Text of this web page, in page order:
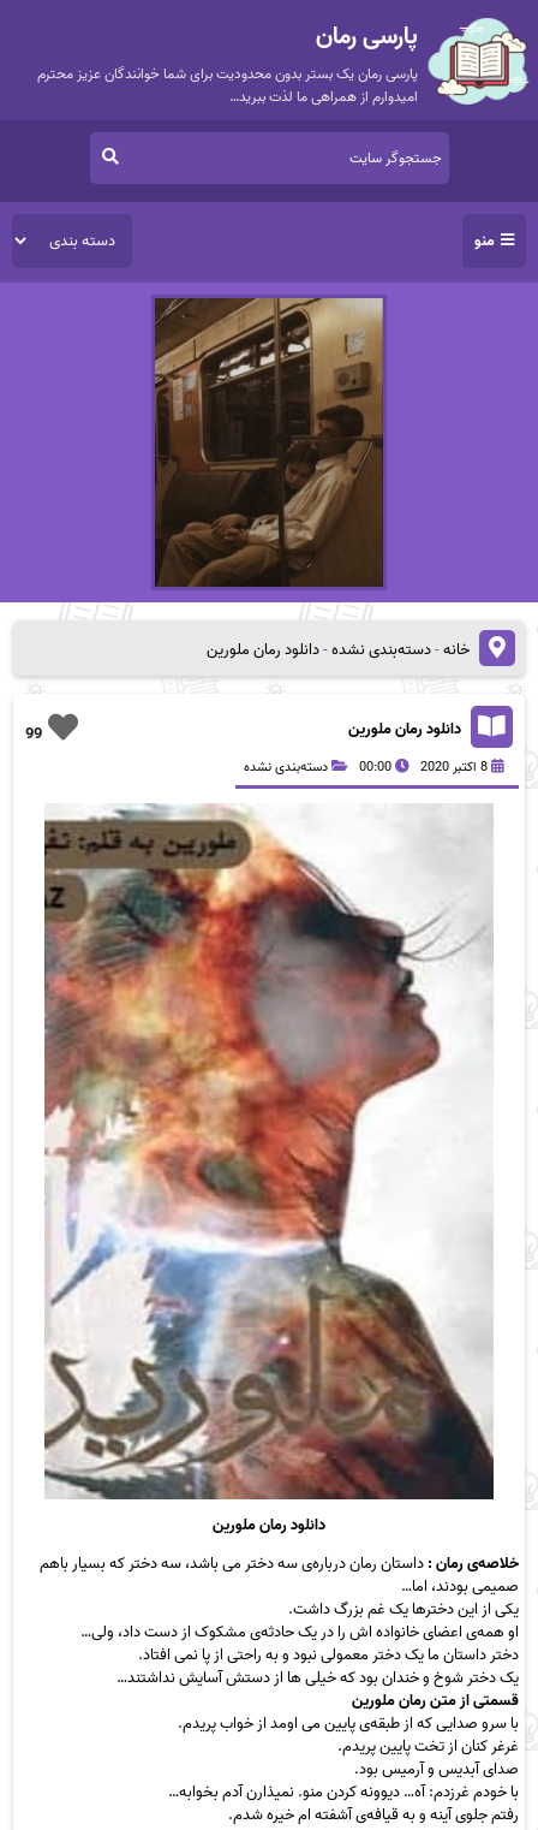
پارسی رمان
پارسی رمان یک بستر بدون محدودیت برای شما خوانندگان عزیز محترم
امیدوارم از همراهی ما لذت ببرید…
منو
خانه-دسته‌بندی نشده-دانلود رمان ملورین
99 دانلود رمان ملورین
8 اکتبر 2020 00:00 دسته‌بندی نشده
دانلود رمان ملورین
خلاصه‌ی رمان :داستان رمان درباره‌ی سه دختر می باشد، سه دختر که بسیار باهم
صمیمی بودند، اما…
یکی از این دخترها یک غم بزرگ داشت.
او همه‌ی اعضای خانواده اش را در یک حادثه‌ی مشکوک از دست داد، ولی…
دختر داستان ما یک دختر معمولی نبود و به راحتی از پا نمی افتاد.
یک دختر شوخ و خندان بود که خیلی ها از دستش آسایش نداشتند…
قسمتی از متن رمان ملورین
با سرو صدایی که از طبقه‌ی پایین می اومد از خواب پریدم.
غرغر کنان از تخت پایین پریدم.
صدای آبدیس و آرمیس بود.
با خودم غرزدم: آه… دیوونه کردن منو. نمیذارن آدم بخوابه…
رفتم جلوی آینه و به قیافه‌ی آشفته ام خیره شدم.